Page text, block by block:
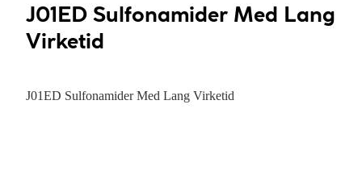
J01ED Sulfonamider Med Lang
Virketid
J01ED Sulfonamider Med Lang Virketid